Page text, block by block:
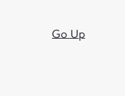
Go Up